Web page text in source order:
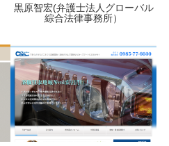
黒原智宏(弁護士法人グローバル
綜合法律事務所）